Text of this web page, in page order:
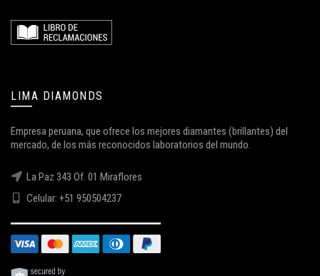
LIMA DIAMONDS
Empresa peruana, que ofrece los mejores diamantes (brillantes) del
mercado, de los más reconocidos laboratorios del mundo.
La Paz 343 Of. 01 Miraflores
Celular: +51 950504237